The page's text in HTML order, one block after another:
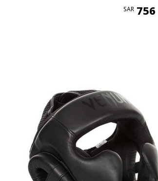
SAR 756